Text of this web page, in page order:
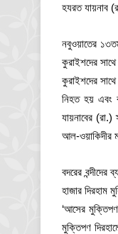
হযরত যায়নাব
নবুওয়াতের
কুরাইশদের
কুরাইশদের
নিহত হয় এবং
যায়নাবের
আল-ওয়াকিদীর
বদরের
হাজার দিরহাম
‘আসের
মুক্তিপণ